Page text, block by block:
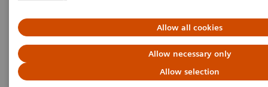
Allow all cookies
Allow necessary only
Allow selection
Richiesta Informazioni
Diagnostica di Laboratorio